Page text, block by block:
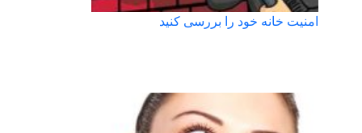
امنیت خانه خود را بررسی کنید